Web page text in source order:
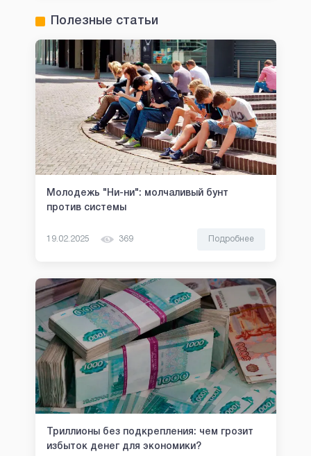
Полезные статьи
Молодежь "Ни-ни": молчаливый бунт
против системы
19.02.2025 369 Подробнее
Триллионы без подкрепления: чем грозит
избыток денег для экономики?